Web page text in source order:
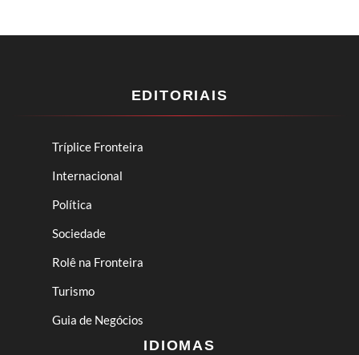
EDITORIAIS
Tríplice Fronteira
Internacional
Política
Sociedade
Rolê na Fronteira
Turismo
Guia de Negócios
IDIOMAS